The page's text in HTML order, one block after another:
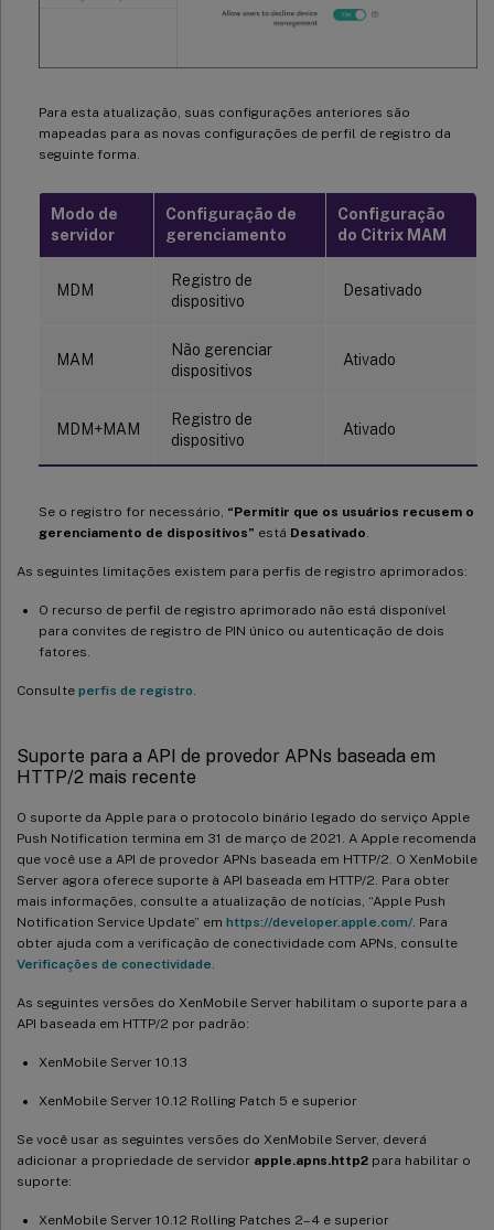
Para esta atualização, suas configurações anteriores são
mapeadas para as novas configurações de perfil de registro da
seguinte forma.
Modo de
servidor
Configuração de
gerenciamento
Configuração
do Citrix MAM
MDM
Registro de
dispositivo
Desativado
MAM
Não gerenciar
dispositivos
Ativado
MDM+MAM
Registro de
dispositivo
Ativado
Se o registro for necessário, “Permitir que os usuários recusem o
gerenciamento de dispositivos” está Desativado.
As seguintes limitações existem para perfis de registro aprimorados:
O recurso de perfil de registro aprimorado não está disponível
para convites de registro de PIN único ou autenticação de dois
fatores.
Consulte perfis de registro.
Suporte para a API de provedor APNs baseada em
HTTP/2 mais recente
O suporte da Apple para o protocolo binário legado do serviço Apple
Push Notification termina em 31 de março de 2021. A Apple recomenda
que você use a API de provedor APNs baseada em HTTP/2. O XenMobile
Server agora oferece suporte à API baseada em HTTP/2. Para obter
mais informações, consulte a atualização de notícias, “Apple Push
Notification Service Update” em https://developer.apple.com/. Para
obter ajuda com a verificação de conectividade com APNs, consulte
Verificações de conectividade.
As seguintes versões do XenMobile Server habilitam o suporte para a
API baseada em HTTP/2 por padrão:
XenMobile Server 10.13
XenMobile Server 10.12 Rolling Patch 5 e superior
Se você usar as seguintes versões do XenMobile Server, deverá
adicionar a propriedade de servidor apple.apns.http2 para habilitar o
suporte:
XenMobile Server 10.12 Rolling Patches 2–4 e superior